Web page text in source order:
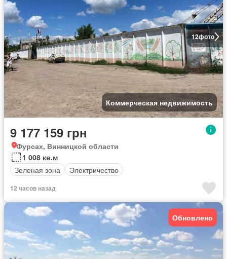
12фото
Коммерческая недвижимость
9 177 159 грн
Фурсах, Винницкой области
1 008 кв.м
Зеленая зона
Электричество
12 часов назад
Обновлено